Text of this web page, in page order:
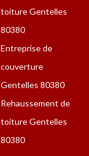
toiture Gentelles
80380
Entreprise de
couverture
Gentelles 80380
Rehaussement de
toiture Gentelles
80380